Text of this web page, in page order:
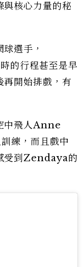
與核心力量的秘
選手，
的行程甚至是早
再開始排戲，有
中飛人Anne
練，而且戲中
受到Zendaya的